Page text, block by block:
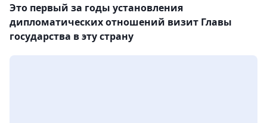
Это первый за годы установления
дипломатических отношений визит Главы
государства в эту страну